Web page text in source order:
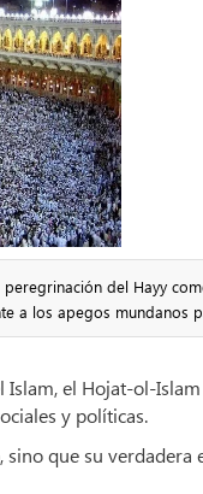
del Hayy
a los apegos mundanos
el Hojat-ol-
y políticas.
que su verdadera